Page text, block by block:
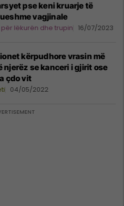
pse keni kruarje të
vagjinale
për lëkurën dhe trupin 16/07/2023
kërpudhore vrasin më
njerëz se kanceri i gjirit ose
çdo vit
04/05/2022